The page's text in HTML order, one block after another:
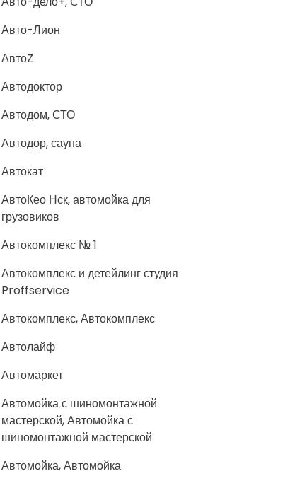
Авто-Лион
АвтоZ
Автодоктор
Автодом, СТО
Автодор, сауна
Автокат
АвтоКео Нск, автомойка для
грузовиков
Автокомплекс № 1
Автокомплекс и детейлинг студия
Proffservice
Автокомплекс, Автокомплекс
Автолайф
Автомаркет
Автомойка с шиномонтажной
мастерской, Автомойка с
шиномонтажной мастерской
Автомойка, Автомойка